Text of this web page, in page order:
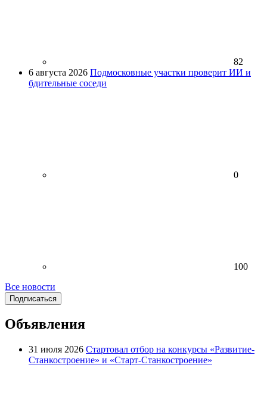
82
6 августа 2026 Подмосковные участки проверит ИИ и
бдительные соседи
0
100
Все новости
Подписаться
Объявления
31 июля 2026 Стартовал отбор на конкурсы «Развитие-
Станкостроение» и «Старт-Станкостроение»